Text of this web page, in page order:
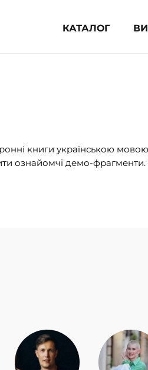
КАТАЛОГ
(1854)
література (1015)
книги українською
ознайомчі демо-фрагменти.